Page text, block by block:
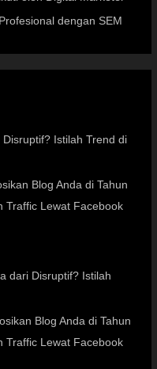
dengan SEM
Istilah Trend di
Blog Anda di Tahun
Traffic Lewat Facebook
dari Disruptif? Istilah
Blog Anda di Tahun
Traffic Lewat Facebook